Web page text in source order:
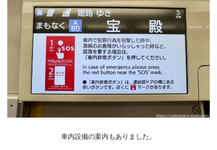
車内設備の案内もありました。